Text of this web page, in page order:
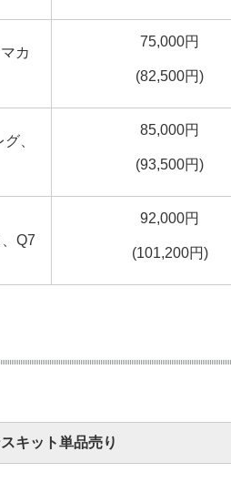
カ
75,000円
(82,500円)
、
85,000円
(93,500円)
Q7
92,000円
(101,200円)
キット単品売り